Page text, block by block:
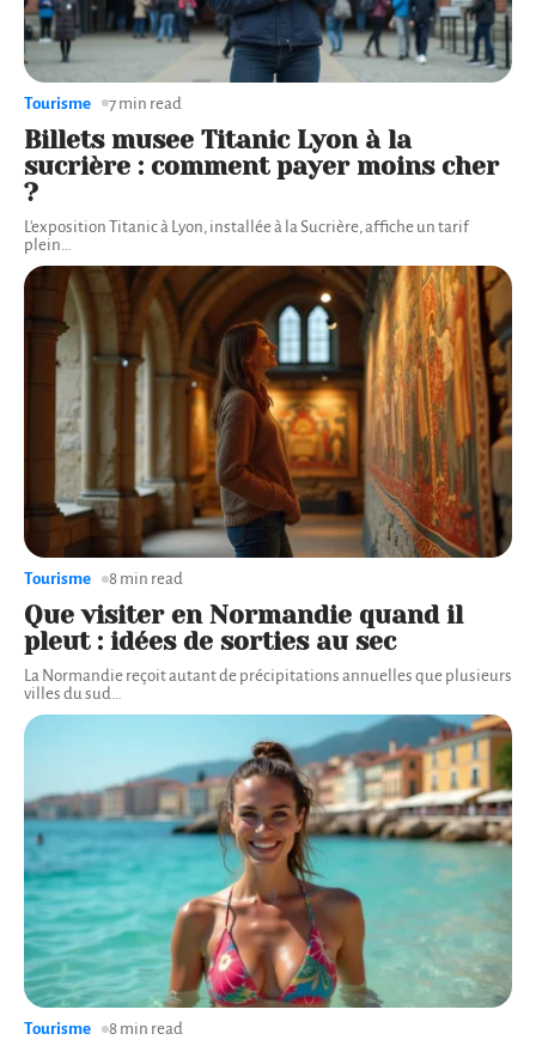
Billets musee Titanic Lyon à la
sucrière : comment payer moins cher
?
L'exposition Titanic à Lyon, installée à la Sucrière, affiche un tarif
plein
Tourisme 7 min read
Que visiter en Normandie quand il
pleut : idées de sorties au sec
La Normandie reçoit autant de précipitations annuelles que plusieurs
villes du sud…
Tourisme 8 min read
Tourisme 8 min read